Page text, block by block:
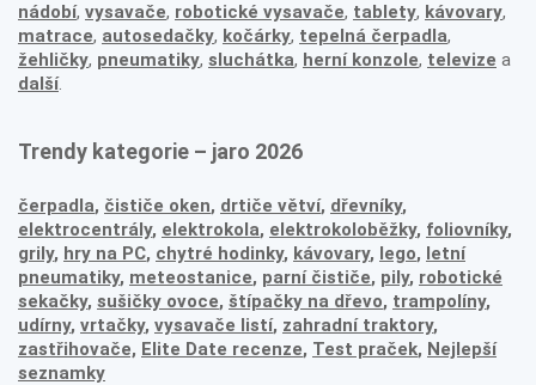
nádobí, vysavače, robotické vysavače, tablety, kávovary,
matrace, autosedačky, kočárky, tepelná čerpadla,
žehličky, pneumatiky, sluchátka, herní konzole, televize a
další.
Trendy kategorie – jaro 2026
čerpadla, čističe oken, drtiče větví, dřevníky,
elektrocentrály, elektrokola, elektrokoloběžky, foliovníky,
grily, hry na PC, chytré hodinky, kávovary, lego, letní
pneumatiky, meteostanice, parní čističe, pily, robotické
sekačky, sušičky ovoce, štípačky na dřevo, trampolíny,
udírny, vrtačky, vysavače listí, zahradní traktory,
zastřihovače, Elite Date recenze, Test praček, Nejlepší
seznamky